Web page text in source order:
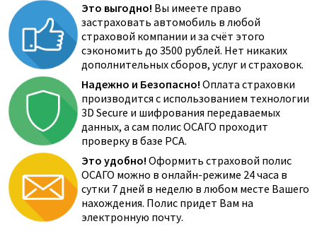
Это выгодно! Вы имеете право
застраховать автомобиль в любой
страховой компании и за счёт этого
сэкономить до 3500 рублей. Нет никаких
дополнительных сборов, услуг и страховок.
Надежно и Безопасно! Оплата страховки
производится с использованием технологии
3D Secure и шифрования передаваемых
данных, а сам полис ОСАГО проходит
проверку в базе РСА.
Это удобно! Оформить страховой полис
ОСАГО можно в онлайн-режиме 24 часа в
сутки 7 дней в неделю в любом месте Вашего
нахождения. Полис придет Вам на
электронную почту.